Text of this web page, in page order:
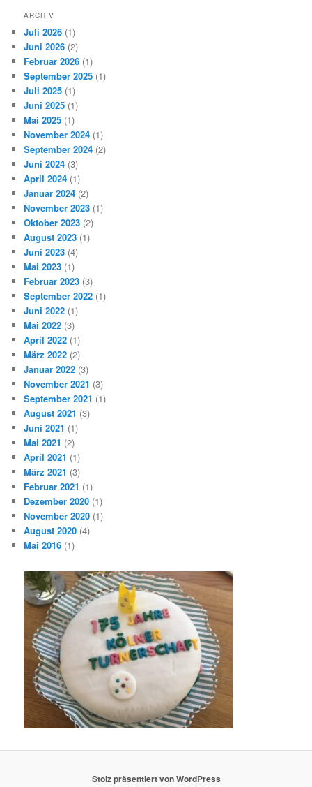
ARCHIV
Juli 2026 (1)
Juni 2026 (2)
Februar 2026 (1)
September 2025 (1)
Juli 2025 (1)
Juni 2025 (1)
Mai 2025 (1)
November 2024 (1)
September 2024 (2)
Juni 2024 (3)
April 2024 (1)
Januar 2024 (2)
November 2023 (1)
Oktober 2023 (2)
August 2023 (1)
Juni 2023 (4)
Mai 2023 (1)
Februar 2023 (3)
September 2022 (1)
Juni 2022 (1)
Mai 2022 (3)
April 2022 (1)
März 2022 (2)
Januar 2022 (3)
November 2021 (3)
September 2021 (1)
August 2021 (3)
Juni 2021 (1)
Mai 2021 (2)
April 2021 (1)
März 2021 (3)
Februar 2021 (1)
Dezember 2020 (1)
November 2020 (1)
August 2020 (4)
Mai 2016 (1)
Stolz präsentiert von WordPress